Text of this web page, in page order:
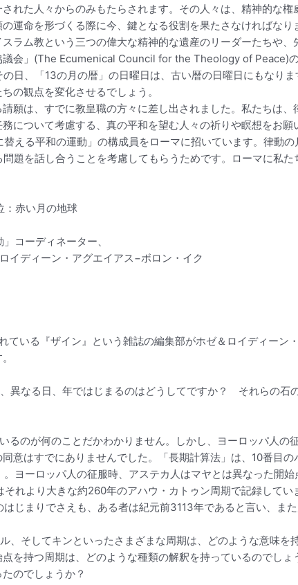
れた人々からのみもたらされます。その人々は、精神的な
運命を形づくる際に今、鍵となる役割を果たさなければなり
ラム教という三つの偉大な精神的な遺産のリーダーたちや
会」(The Ecumenical Council for the Theology of Peace)
日、「13の月の暦」の日曜日は、古い暦の日曜日にもなり
の観点を変化させるでしょう。
願は、すでに教皇職の方々に差し出されました。私たちは
について考慮する、真の平和を望む人々の祈りや瞑想をお願
える平和の運動」の構成員をローマに招いています。律動
題を話し合うことを考慮してもらうためです。ローマに私
：赤い月の地球
コーディネーター、
イディーン・アグエイアス−ボロン・イク
ている『ザイン』という雑誌の編集部がホゼ＆ロイディーン
異なる日、年ではじまるのはどうしてですか？ それらの石
のが何のことだかわかりません。しかし、ヨーロッパ人の
意はすでにありませんでした。「長期計算法」は、10番目
。ヨーロッパ人の征服時、アステカ人はマヤとは異なった開
れより大きな約260年のアハウ・カトゥン周期で記録して
じまりでさえも、ある者は紀元前3113年であると言い、ま
、そしてキンといったさまざまな周期は、どのような意味
を持つ周期は、どのような種類の解釈を持っているのでし
のでしょうか？